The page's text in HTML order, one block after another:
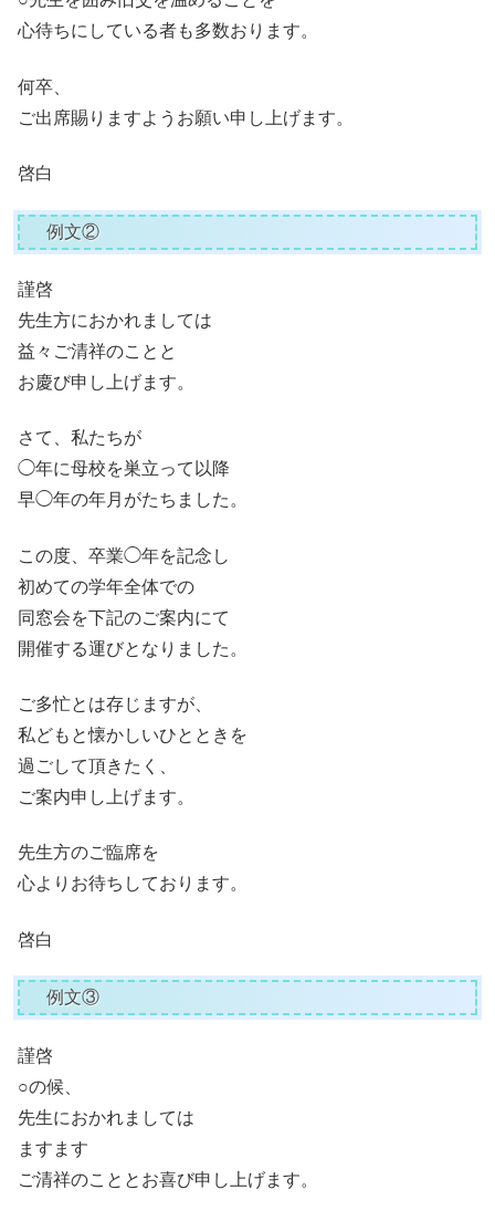
心待ちにしている者も多数おります。
何卒、
ご出席賜りますようお願い申し上げます。
啓白
例文②
謹啓
先生方におかれましては
益々ご清祥のことと
お慶び申し上げます。
さて、私たちが
◯年に母校を巣立って以降
早◯年の年月がたちました。
この度、卒業◯年を記念し
初めての学年全体での
同窓会を下記のご案内にて
開催する運びとなりました。
ご多忙とは存じますが、
私どもと懐かしいひとときを
過ごして頂きたく、
ご案内申し上げます。
先生方のご臨席を
心よりお待ちしております。
啓白
例文③
謹啓
○の候、
先生におかれましては
ますます
ご清祥のこととお喜び申し上げます。